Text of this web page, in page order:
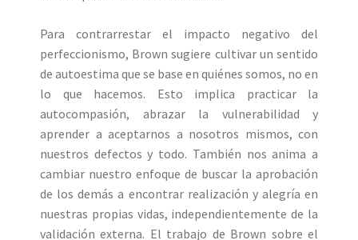
Para contrarrestar el impacto negativo del
perfeccionismo, Brown sugiere cultivar un sentido
de autoestima que se base en quiénes somos, no en
lo que hacemos. Esto implica practicar la
autocompasión, abrazar la vulnerabilidad y
aprender a aceptarnos a nosotros mismos, con
nuestros defectos y todo. También nos anima a
cambiar nuestro enfoque de buscar la aprobación
de los demás a encontrar realización y alegría en
nuestras propias vidas, independientemente de la
validación externa. El trabajo de Brown sobre el